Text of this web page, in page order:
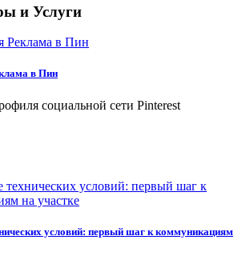
и Услуги
в Пин
социальной сети Pinterest
условий: первый шаг к коммуникациям